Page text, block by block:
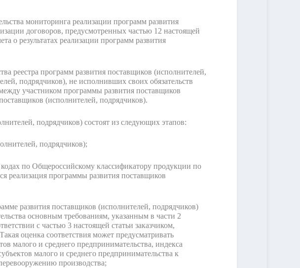
мониторинга реализации программ развития
договоров, предусмотренных частью 12 настоящей
о результатах реализации программ развития
реестра программ развития поставщиков (исполнителей,
подрядчиков), не исполнивших своих обязательств
участником программы развития поставщиков
(исполнителей, подрядчиков).
подрядчиков) состоят из следующих этапов:
подрядчиков);
кодах по Общероссийскому классификатору продукции по
реализация программы развития поставщиков
развития поставщиков (исполнителей, подрядчиков)
основным требованиям, указанным в части 2
с частью 3 настоящей статьи заказчиком,
оценка соответствия может предусматривать
малого и среднего предпринимательства, индекса
малого и среднего предпринимательства к
производства;